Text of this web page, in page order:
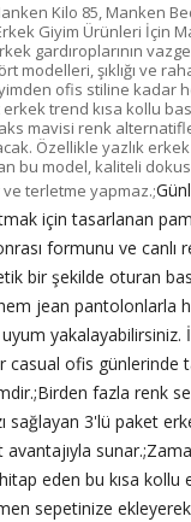
Kilo 85, Manken
Giyim Ürünleri İçin
gardıroplarının
modelleri, şıklığı ve
ofis stiline kadar
trend kısa kollu
mavisi renk
Özellikle yazlık
bu model, kaliteli
terletme yapmaz.;
için tasarlanan
formunu ve canlı
bir şekilde oturan
jean pantolonlarla
yakalayabilirsiniz.
ofis günlerinde
Birden fazla renk
sağlayan 3'lü paket
eden bu kısa kollu
sepetinize ekleyerek